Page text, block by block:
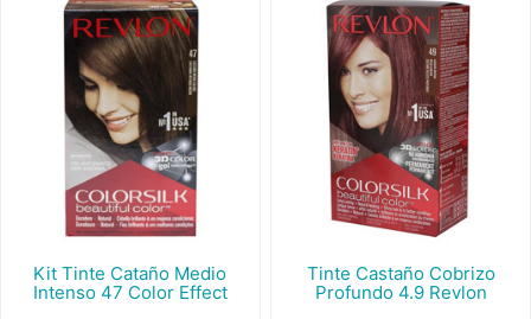
Kit Tinte Cataño Medio
Intenso 47 Color Effect
Tinte Castaño Cobrizo
Profundo 4.9 Revlon